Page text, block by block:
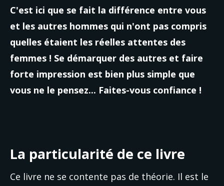
C'est ici que se fait la différence entre vous
et les autres hommes qui n'ont pas compris
quelles étaient les réelles attentes des
femmes ! Se démarquer des autres et faire
forte impression est bien plus simple que
vous ne le pensez... Faites-vous confiance !
La particularité de ce livre
Ce livre ne se contente pas de théorie. Il est le